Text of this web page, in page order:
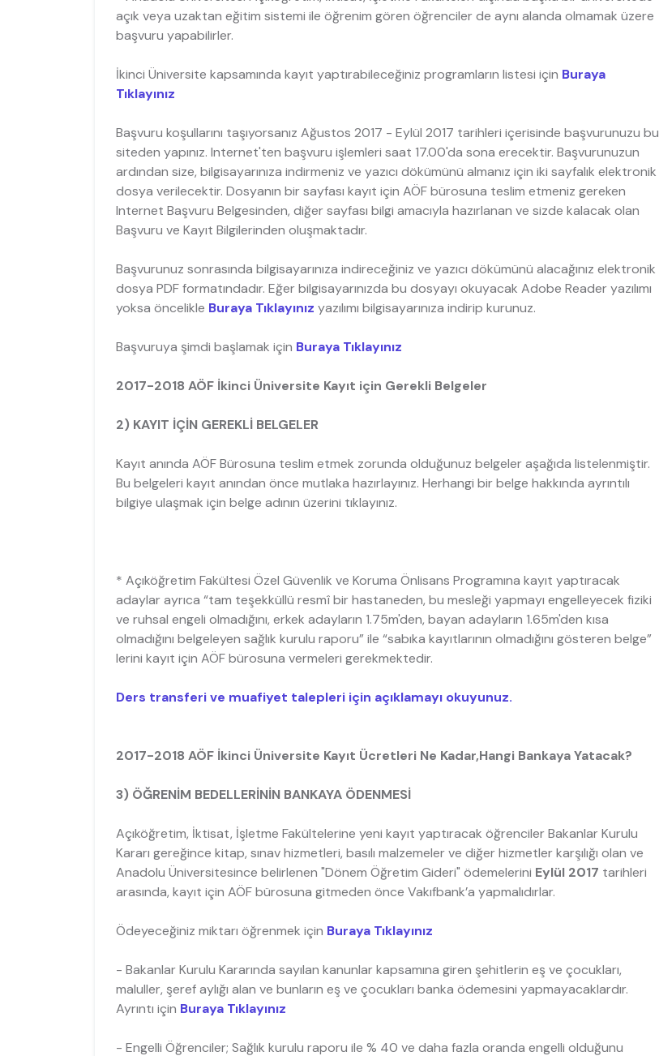
açık veya uzaktan eğitim sistemi ile öğrenim gören öğrenciler de aynı alanda olmamak üzere
başvuru yapabilirler.
İkinci Üniversite kapsamında kayıt yaptırabileceğiniz programların listesi için Buraya
Tıklayınız
Başvuru koşullarını taşıyorsanız Ağustos 2017 - Eylül 2017 tarihleri içerisinde başvurunuzu bu
siteden yapınız. Internet'ten başvuru işlemleri saat 17.00'da sona erecektir. Başvurunuzun
ardından size, bilgisayarınıza indirmeniz ve yazıcı dökümünü almanız için iki sayfalık elektronik
dosya verilecektir. Dosyanın bir sayfası kayıt için AÖF bürosuna teslim etmeniz gereken
Internet Başvuru Belgesinden, diğer sayfası bilgi amacıyla hazırlanan ve sizde kalacak olan
Başvuru ve Kayıt Bilgilerinden oluşmaktadır.
Başvurunuz sonrasında bilgisayarınıza indireceğiniz ve yazıcı dökümünü alacağınız elektronik
dosya PDF formatındadır. Eğer bilgisayarınızda bu dosyayı okuyacak Adobe Reader yazılımı
yoksa öncelikle Buraya Tıklayınız yazılımı bilgisayarınıza indirip kurunuz.
Başvuruya şimdi başlamak için Buraya Tıklayınız
2017-2018 AÖF İkinci Üniversite Kayıt için Gerekli Belgeler
2) KAYIT İÇİN GEREKLİ BELGELER
Kayıt anında AÖF Bürosuna teslim etmek zorunda olduğunuz belgeler aşağıda listelenmiştir.
Bu belgeleri kayıt anından önce mutlaka hazırlayınız. Herhangi bir belge hakkında ayrıntılı
bilgiye ulaşmak için belge adının üzerini tıklayınız.
* Açıköğretim Fakültesi Özel Güvenlik ve Koruma Önlisans Programına kayıt yaptıracak
adaylar ayrıca “tam teşekküllü resmî bir hastaneden, bu mesleği yapmayı engelleyecek fiziki
ve ruhsal engeli olmadığını, erkek adayların 1.75m'den, bayan adayların 1.65m'den kısa
olmadığını belgeleyen sağlık kurulu raporu” ile “sabıka kayıtlarının olmadığını gösteren belge”
lerini kayıt için AÖF bürosuna vermeleri gerekmektedir.
Ders transferi ve muafiyet talepleri için açıklamayı okuyunuz.
2017-2018 AÖF İkinci Üniversite Kayıt Ücretleri Ne Kadar,Hangi Bankaya Yatacak?
3) ÖĞRENİM BEDELLERİNİN BANKAYA ÖDENMESİ
Açıköğretim, İktisat, İşletme Fakültelerine yeni kayıt yaptıracak öğrenciler Bakanlar Kurulu
Kararı gereğince kitap, sınav hizmetleri, basılı malzemeler ve diğer hizmetler karşılığı olan ve
Anadolu Üniversitesince belirlenen "Dönem Öğretim Gideri" ödemelerini Eylül 2017 tarihleri
arasında, kayıt için AÖF bürosuna gitmeden önce Vakıfbank’a yapmalıdırlar.
Ödeyeceğiniz miktarı öğrenmek için Buraya Tıklayınız
- Bakanlar Kurulu Kararında sayılan kanunlar kapsamına giren şehitlerin eş ve çocukları,
maluller, şeref aylığı alan ve bunların eş ve çocukları banka ödemesini yapmayacaklardır.
Ayrıntı için Buraya Tıklayınız
- Engelli Öğrenciler; Sağlık kurulu raporu ile % 40 ve daha fazla oranda engelli olduğunu